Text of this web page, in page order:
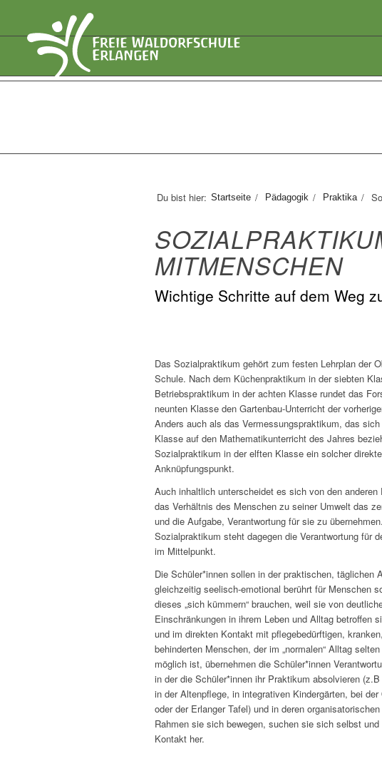
Du bist hier: Startseite / Pädagogik / Praktika /
MITMENSCHEN
Wichtige Schritte auf dem Weg
Das Sozialpraktikum gehört zum festen Lehrplan der
Schule. Nach dem Küchenpraktikum in der siebten
Betriebspraktikum in der achten Klasse rundet das
neunten Klasse den Gartenbau-Unterricht der
Anders auch als das Vermessungspraktikum, das
Klasse auf den Mathematikunterricht des Jahres
Sozialpraktikum in der elften Klasse ein solcher
Anknüpfungspunkt.
Auch inhaltlich unterscheidet es sich von den anderen
das Verhältnis des Menschen zu seiner Umwelt das
und die Aufgabe, Verantwortung für sie zu
Sozialpraktikum steht dagegen die Verantwortung für
im Mittelpunkt.
Die Schüler*innen sollen in der praktischen, täglichen
gleichzeitig seelisch-emotional berührt für Menschen
dieses „sich kümmern“ brauchen, weil sie von
Einschränkungen in ihrem Leben und Alltag betroffen
und im direkten Kontakt mit pflegebedürftigen,
behinderten Menschen, der im „normalen“ Alltag
möglich ist, übernehmen die Schüler*innen
in der die Schüler*innen ihr Praktikum absolvieren
in der Altenpflege, in integrativen Kindergärten, bei
oder der Erlanger Tafel) und in deren
Rahmen sie sich bewegen, suchen sie sich selbst
Kontakt her.